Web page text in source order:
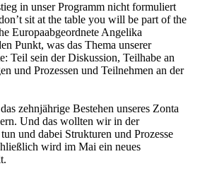
in unser Programm nicht formuliert
sit at the table you will be part of the
Europaabgeordnete Angelika
Punkt, was das Thema unserer
Teil sein der Diskussion, Teilhabe an
und Prozessen und Teilnehmen an der
zehnjährige Bestehen unseres Zonta
Und das wollten wir in der
und dabei Strukturen und Prozesse
wird im Mai ein neues